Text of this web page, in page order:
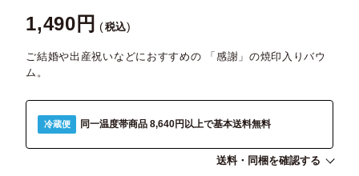
1,490 税込
ご結婚や出産祝いなどにおすすめの 「感謝」の焼印入りバウ
ム。
冷蔵便 同一温度帯商品 8,640円以上で基本送料無料
送料・同梱を確認する